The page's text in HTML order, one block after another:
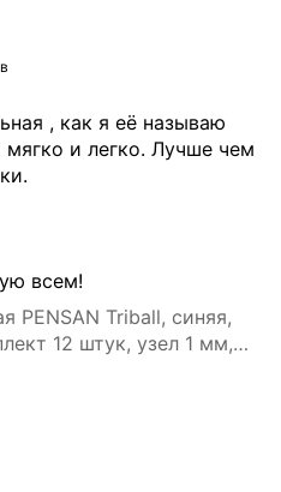
, как я её называю
и легко. Лучше чем
всем!
PENSAN Triball, синяя,
12 штук, узел 1 мм,